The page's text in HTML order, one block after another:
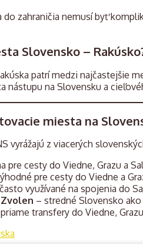
do zahraničia nemusí byť
Slovensko –
patrí medzi najčastejšie
nástupu na Slovensku a
miesta na
vyrážajú z viacerých
pre cesty do Viedne, Grazu a
pre cesty do Viedne a
využívané na spojenia do
Zvolen – stredné Slovensko
transfery do Viedne,